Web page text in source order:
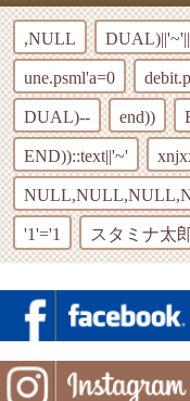
,NULL
une.psml'a=0
DUAL)-- end))
END))::text||'~'
'1'='1 スタミナ太